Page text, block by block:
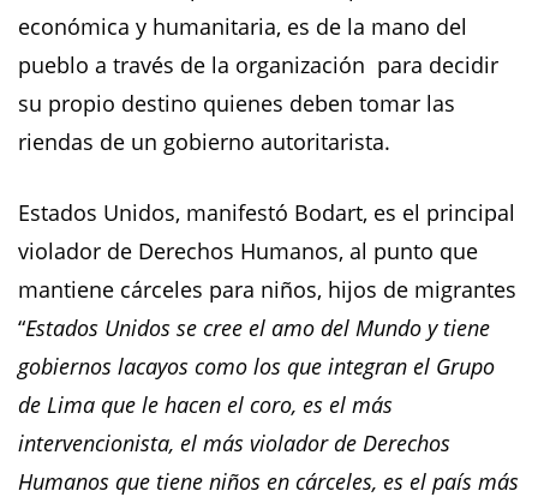
económica y humanitaria, es de la mano del
pueblo a través de la organización para decidir
su propio destino quienes deben tomar las
riendas de un gobierno autoritarista.
Estados Unidos, manifestó Bodart, es el principal
violador de Derechos Humanos, al punto que
mantiene cárceles para niños, hijos de migrantes
“Estados Unidos se cree el amo del Mundo y tiene
gobiernos lacayos como los que integran el Grupo
de Lima que le hacen el coro, es el más
intervencionista, el más violador de Derechos
Humanos que tiene niños en cárceles, es el país más